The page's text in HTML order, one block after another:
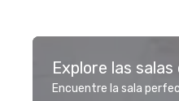
Explore las
Encuentre la sala